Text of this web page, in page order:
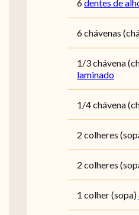
6dentes de
6chávenas
1/3chávena
laminado
1/4chávena
2 colheres
2 colheres
1 colher (sopa)